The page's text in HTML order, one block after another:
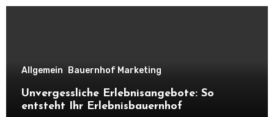
Allgemein Bauernhof Marketing
Unvergessliche Erlebnisangebote: So
entsteht Ihr Erlebnisbauernhof